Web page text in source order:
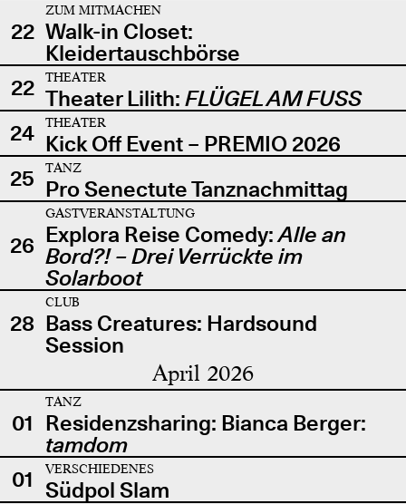
22
ZUM MITMACHEN
Walk-in Closet:
Kleidertauschbörse
22
THEATER
Theater Lilith: FLÜGEL AM FUSS
24
THEATER
Kick Off Event – PREMIO 2026
25
TANZ
Pro Senectute Tanznachmittag
26
GASTVERANSTALTUNG
Explora Reise Comedy:Alle an
Bord?! – Drei Verrückte im
Solarboot
28
CLUB
Bass Creatures: Hardsound
Session
April 2026
01
TANZ
Residenzsharing: Bianca Berger:
tamdom
01
VERSCHIEDENES
Südpol Slam